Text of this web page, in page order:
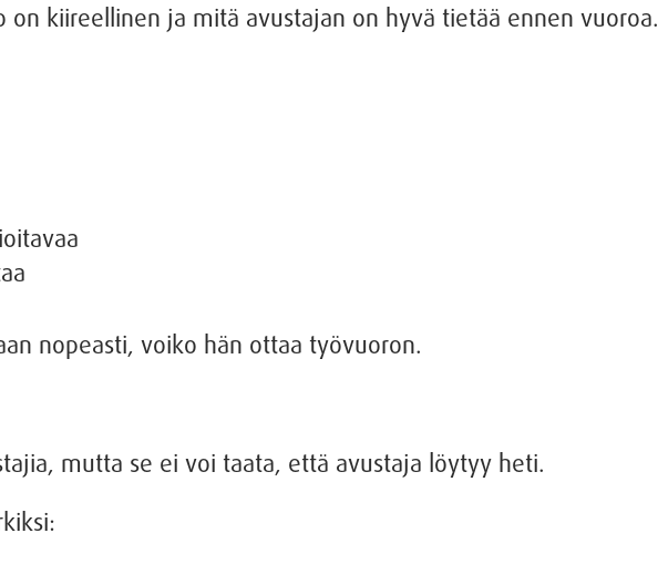
kiireellinen ja mitä avustajan on hyvä tietää ennen vuoroa.
nopeasti, voiko hän ottaa työvuoron.
mutta se ei voi taata, että avustaja löytyy heti.